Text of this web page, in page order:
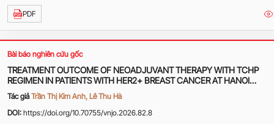
PDF
Bài báo nghiên cứu gốc
TREATMENT OUTCOME OF NEOADJUVANT THERAPY WITH TCHP
REGIMEN IN PATIENTS WITH HER2+ BREAST CANCER AT HANOI
ONCOLOGY HOSPITAL
Tác giả Trần Thị Kim Anh, Lê Thu Hà
DOI: https://doi.org/10.70755/vnjo.2026.82.8